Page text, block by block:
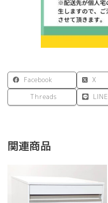
Facebook X
Threads
LINE
関連商品